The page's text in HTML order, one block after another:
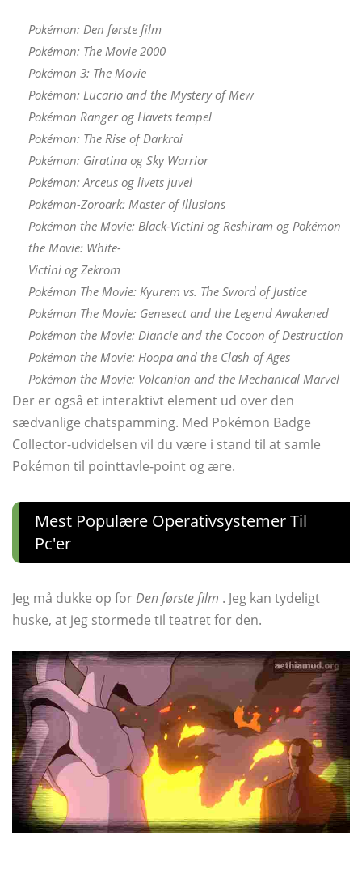
Pokémon: Den første film
Pokémon: The Movie 2000
Pokémon 3: The Movie
Pokémon: Lucario and the Mystery of Mew
Pokémon Ranger og Havets tempel
Pokémon: The Rise of Darkrai
Pokémon: Giratina og Sky Warrior
Pokémon: Arceus og livets juvel
Pokémon-Zoroark: Master of Illusions
Pokémon the Movie: Black-Victini og Reshiram og Pokémon
the Movie: White-
Victini og Zekrom
Pokémon The Movie: Kyurem vs. The Sword of Justice
Pokémon The Movie: Genesect and the Legend Awakened
Pokémon the Movie: Diancie and the Cocoon of Destruction
Pokémon the Movie: Hoopa and the Clash of Ages
Pokémon the Movie: Volcanion and the Mechanical Marvel
Der er også et interaktivt element ud over den
sædvanlige chatspamming. Med Pokémon Badge
Collector-udvidelsen vil du være i stand til at samle
Pokémon til pointtavle-point og ære.
Mest Populære Operativsystemer Til
Pc'er
Jeg må dukke op forDen første film . Jeg kan tydeligt
huske, at jeg stormede til teatret for den.